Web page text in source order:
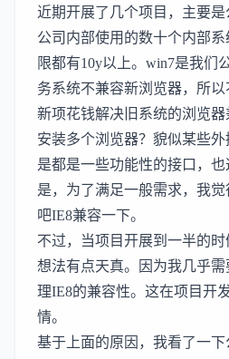
近期开展了几个项目，主要
公司内部使用的数十个内部
限都有10y以上。win7是我们
务系统不兼容新浏览器，所
新项花钱解决旧系统的浏览器
安装多个浏览器？貌似某些
是都是一些功能性的接口，
是，为了满足一般需求，我
吧IE8兼容一下。
不过，当项目开展到一半的
想法有点天真。因为我几乎
理IE8的兼容性。这在项目开
情。
基于上面的原因，我看了一